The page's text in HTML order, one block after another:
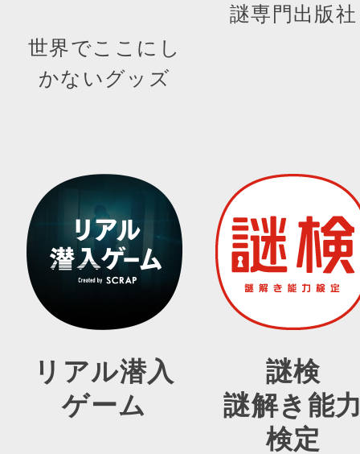
世界でここにし
かないグッズ
謎専門出版社
リアル潜入
ゲーム
謎検
謎解き能
検定